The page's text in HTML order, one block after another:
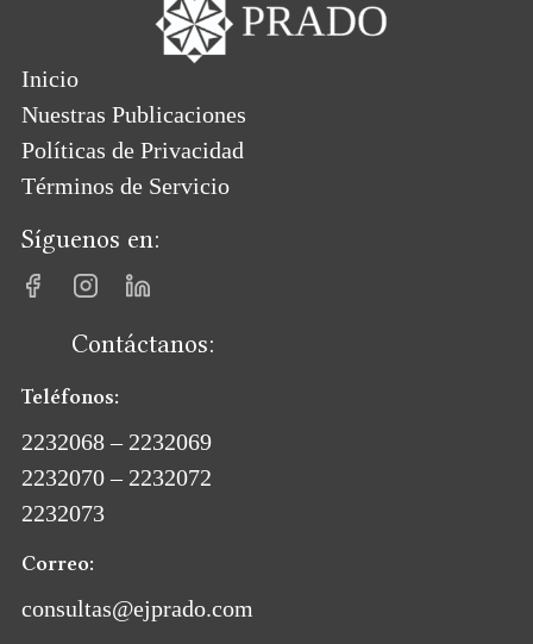
Inicio
Nuestras Publicaciones
Políticas de Privacidad
Términos de Servicio
Síguenos en:
Contáctanos:
Teléfonos:
2232068 – 2232069
2232070 – 2232072
2232073
Correo:
consultas@ejprado.com